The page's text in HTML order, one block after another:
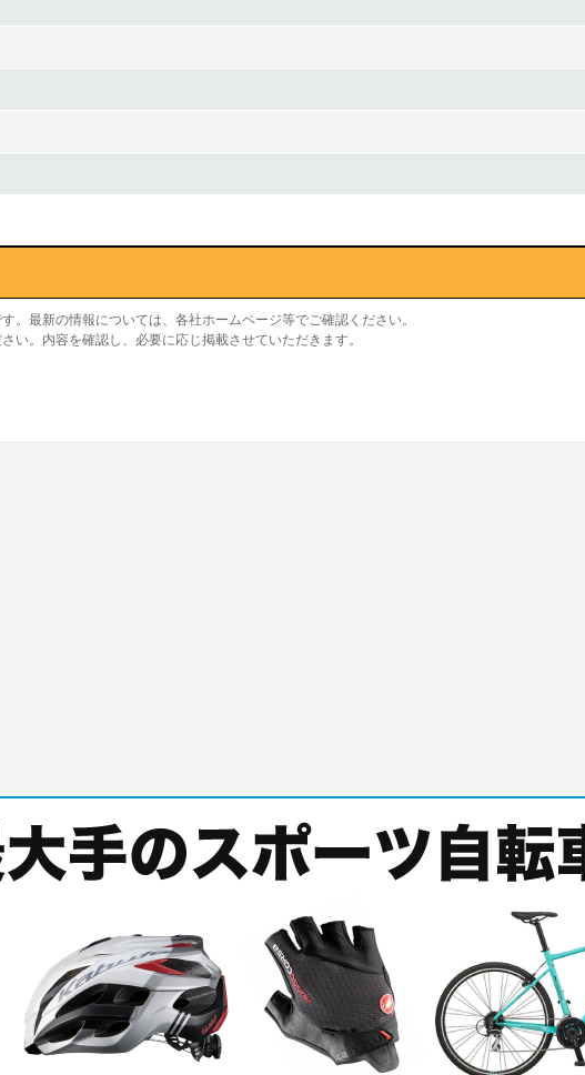
最新の情報については、各社ホームページ等でご確認ください。
い。内容を確認し、必要に応じ掲載させていただきます。